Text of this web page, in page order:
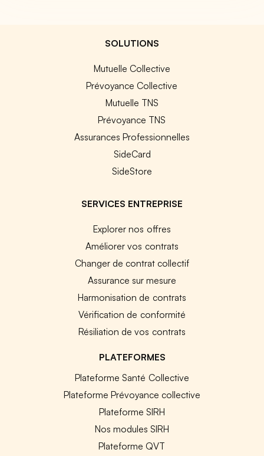
SOLUTIONS
Mutuelle Collective
Prévoyance Collective
Mutuelle TNS
Prévoyance TNS
Assurances Professionnelles
SideCard
SideStore
SERVICES ENTREPRISE
Explorer nos offres
Améliorer vos contrats
Changer de contrat collectif
Assurance sur mesure
Harmonisation de contrats
Vérification de conformité
Résiliation de vos contrats
PLATEFORMES
Plateforme Santé Collective
Plateforme Prévoyance collective
Plateforme SIRH
Nos modules SIRH
Plateforme QVT